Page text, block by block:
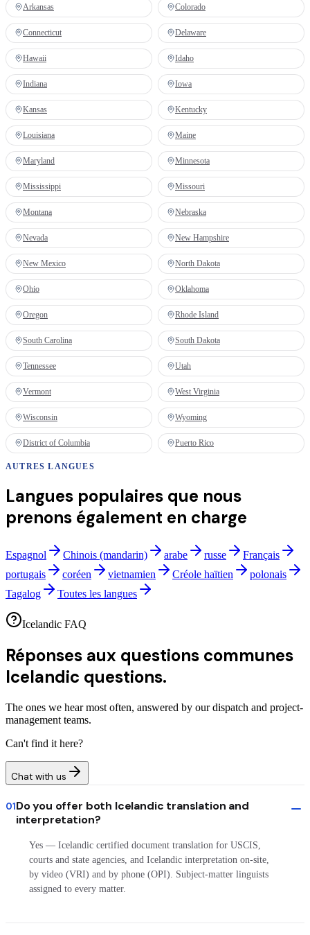
Arkansas Colorado
Connecticut Delaware
Hawaii Idaho
Indiana Iowa
Kansas Kentucky
Louisiana Maine
Maryland Minnesota
Mississippi Missouri
Montana Nebraska
Nevada New Hampshire
New Mexico North Dakota
Ohio Oklahoma
Oregon Rhode Island
South Carolina South Dakota
Tennessee Utah
Vermont West Virginia
Wisconsin Wyoming
District of Columbia Puerto Rico
AUTRES LANGUES
Langues populaires que nous
prenons également en charge
Espagnol Chinois (mandarin) arabe russe
Français
portugais
coréen vietnamien Créole haïtien
polonais
Tagalog
Toutes les langues
Icelandic FAQ
Réponses aux questions communes
Icelandic questions.
The ones we hear most often, answered by our dispatch and project-
management teams.
Can't find it here?
Chat with us
01Do you offer both Icelandic translation and
interpretation?
Yes — Icelandic certified document translation for USCIS,
courts and state agencies, and Icelandic interpretation on-site,
by video (VRI) and by phone (OPI). Subject-matter linguists
assigned to every matter.